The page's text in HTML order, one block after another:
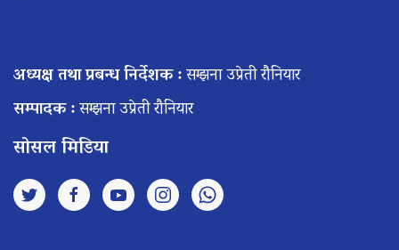
अध्यक्ष तथा प्रबन्ध निर्देशक :सम्झना उप्रेती रौनियार
सम्पादक :सम्झना उप्रेती रौनियार
सोसल मिडिया